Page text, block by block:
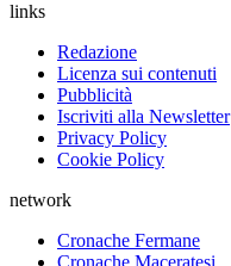
links
Redazione
Licenza sui contenuti
Pubblicità
Iscriviti alla Newsletter
Privacy Policy
Cookie Policy
network
Cronache Fermane
Cronache Maceratesi